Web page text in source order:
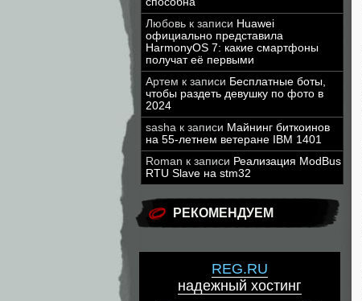
Любовь к записи Huawei
официально представила
HarmonyOS 7: какие смартфоны
получат её первыми
Артем к записи Бесплатные боты,
чтобы раздеть девушку по фото в
2024
sasha к записи Майнинг биткоинов
на 55-летнем ветеране IBM 1401
Roman к записи Реализация ModBus
RTU Slave на stm32
РЕКОМЕНДУЕМ
REG.RU
надежный хостинг